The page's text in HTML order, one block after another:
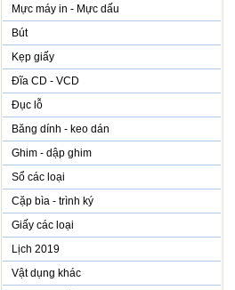
Mực máy in - Mực dấu
Bút
Kẹp giấy
Đĩa CD - VCD
Đục lỗ
Băng dính - keo dán
Ghim - dập ghim
Sổ các loại
Cặp bìa - trình ký
Giấy các loại
Lịch 2019
Vật dụng khác